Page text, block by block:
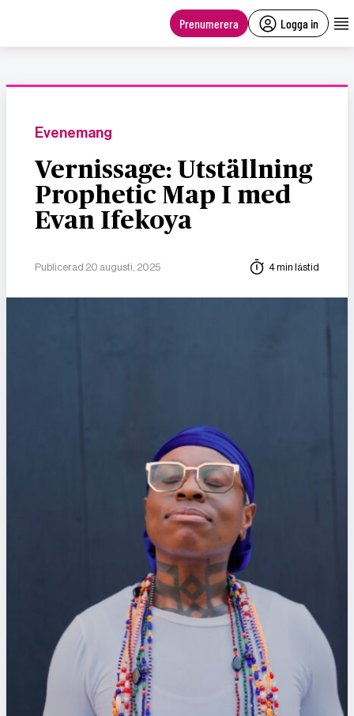
Prenumerera Logga in
Evenemang
Vernissage: Utställning
Prophetic Map I med
Evan Ifekoya
Publicerad 20 augusti, 2025 4 min lästid